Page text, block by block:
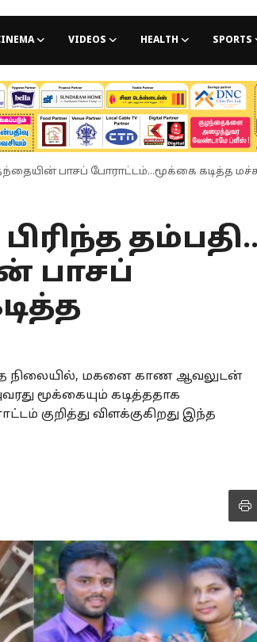
VIDEOS HEALTH SPORTS
தந்தையின் பாசப் போராட்டம்...மூக்கை கடித்த
பாசப்
நிலையில், மகனை காண ஆவலுடன்
மூக்கையும் கடித்ததாக
குறித்து விளக்குகிறது இந்த